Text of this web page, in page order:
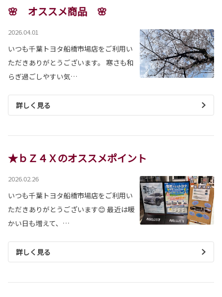
🌸 オススメ商品 🌸
2026.04.01
いつも千葉トヨタ船橋市場店をご利用い
ただきありがとうございます。 寒さも和
らぎ過ごしやすい気…
詳しく見る
★ｂＺ４Ｘのオススメポイント
2026.02.26
いつも千葉トヨタ船橋市場店をご利用い
ただきありがとうございます😊 最近は暖
かい日も増えて、…
詳しく見る